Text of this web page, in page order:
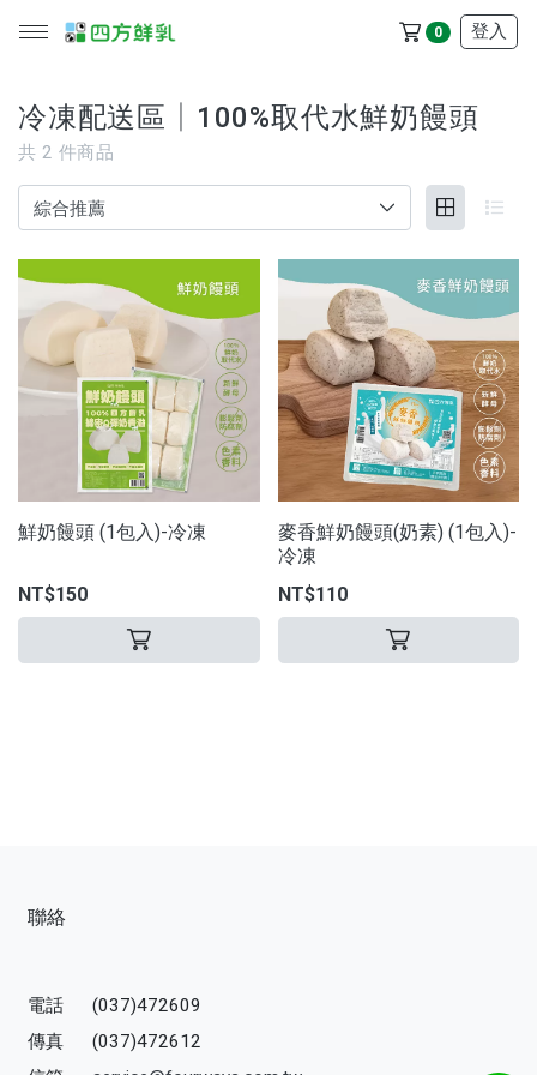
0 登入
所有產品
冷藏配送區
冷凍配送區
服務/政策
冷凍配送區│100%取代水鮮奶饅頭
共 2 件商品
鮮奶饅頭 (1包入)-冷凍
NT$150
麥香鮮奶饅頭(奶素) (1包入)-
冷凍
NT$110
聯絡
電話
(037)472609
傳真
(037)472612